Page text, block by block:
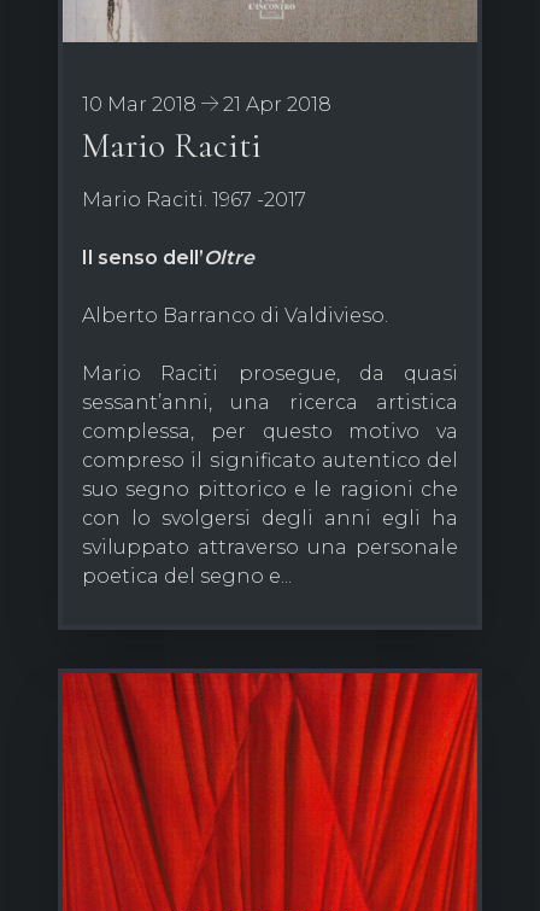
10 Mar 2018 21 Apr 2018
Mario Raciti
Mario Raciti. 1967 -2017
Il senso dell’Oltre
Alberto Barranco di Valdivieso.
Mario Raciti prosegue, da quasi
sessant’anni, una ricerca artistica
complessa, per questo motivo va
compreso il significato autentico del
suo segno pittorico e le ragioni che
con lo svolgersi degli anni egli ha
sviluppato attraverso una personale
poetica del segno e...